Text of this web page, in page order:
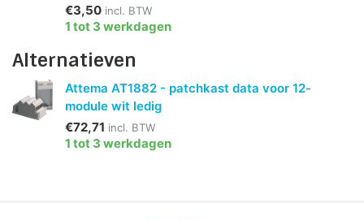
€3,50 incl. BTW
1 tot 3 werkdagen
Alternatieven
Attema AT1882 - patchkast data voor 12-
module wit ledig
€72,71 incl. BTW
1 tot 3 werkdagen